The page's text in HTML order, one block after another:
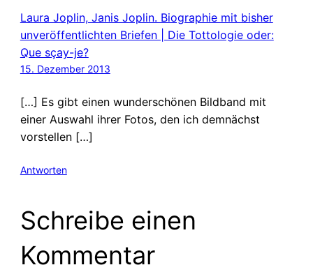
Laura Joplin, Janis Joplin. Biographie mit bisher
unveröffentlichten Briefen | Die Tottologie oder:
Que sçay-je?
15. Dezember 2013
[…] Es gibt einen wunderschönen Bildband mit
einer Auswahl ihrer Fotos, den ich demnächst
vorstellen […]
Antworten
Schreibe einen
Kommentar